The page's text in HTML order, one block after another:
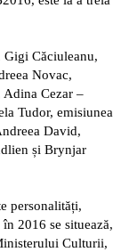
Gigi Căciuleanu,
Novac,
Adina Cezar –
Tudor, emisiunea
David,
și Brynjar
personalități,
2016 se situează,
Culturii,